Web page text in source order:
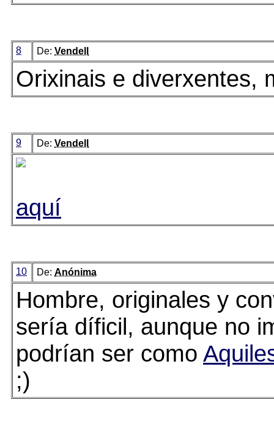
8 De: Vendell
Orixinais e diverxentes,
9 De: Vendell
aquí
10 De: Anónima
Hombre, originales y
sería díficil, aunque no
podrían ser como
;)